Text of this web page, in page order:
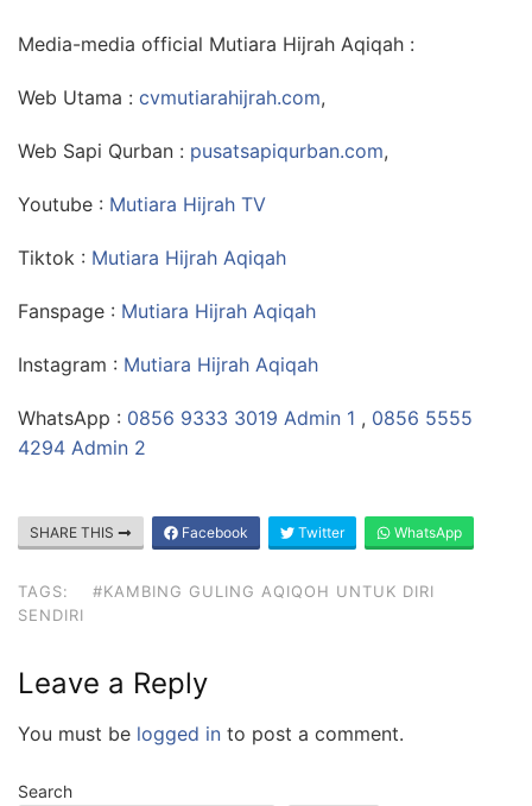
Media-media official Mutiara Hijrah Aqiqah :
Web Utama : cvmutiarahijrah.com,
Web Sapi Qurban : pusatsapiqurban.com,
Youtube : Mutiara Hijrah TV
Tiktok : Mutiara Hijrah Aqiqah
Fanspage : Mutiara Hijrah Aqiqah
Instagram : Mutiara Hijrah Aqiqah
WhatsApp : 0856 9333 3019 Admin 1 , 0856 5555
4294 Admin 2
SHARE THIS Facebook Twitter WhatsApp
TAGS:
#KAMBING GULING AQIQOH UNTUK DIRI
SENDIRI
Leave a Reply
You must be logged in to post a comment.
Search